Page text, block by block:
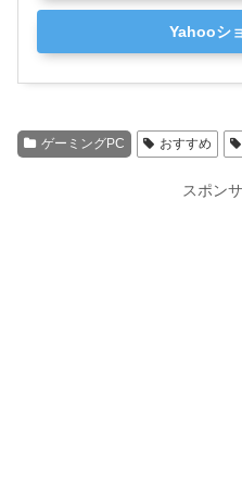
Yahooシ
ゲーミングPC おすすめ
スポン